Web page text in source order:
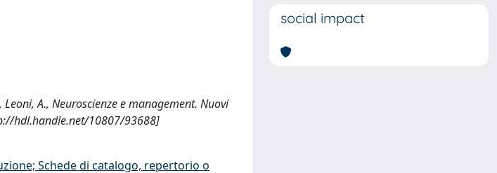
A., Neuroscienze e management. Nuovi
hdl.handle.net/10807/93688]
Schede di catalogo, repertorio o
social impact